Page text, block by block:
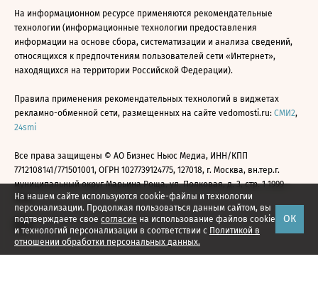
На нашем сайте используются cookie-файлы и технологии
персонализации. Продолжая пользоваться данным сайтом, вы
подтверждаете свое согласие на использование файлов cookie
и технологий персонализации в соответствии с Политикой в
отношении обработки персональных данных.
ОК
На информационном ресурсе применяются рекомендательные
технологии (информационные технологии предоставления
информации на основе сбора, систематизации и анализа сведений,
относящихся к предпочтениям пользователей сети «Интернет»,
находящихся на территории Российской Федерации).
Правила применения рекомендательных технологий в виджетах
рекламно-обменной сети, размещенных на сайте vedomosti.ru: СМИ2,
24smi
Все права защищены © АО Бизнес Ньюс Медиа, ИНН/КПП
7712108141/771501001, ОГРН 1027739124775, 127018, г. Москва, вн.тер.г.
муниципальный округ Марьина Роща, ул. Полковая, д. 3, стр. 1 1999—
2026